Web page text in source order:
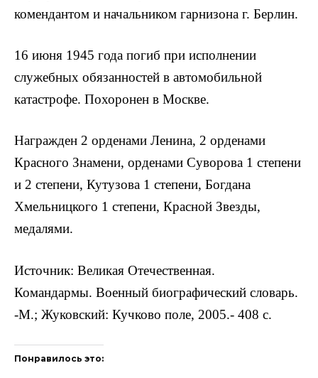
комендантом и начальником гарнизона г. Берлин.
16 июня 1945 года погиб при исполнении
служебных обязанностей в автомобильной
катастрофе. Похоронен в Москве.
Награжден 2 орденами Ленина, 2 орденами
Красного Знамени, орденами Суворова 1 степени
и 2 степени, Кутузова 1 степени, Богдана
Хмельницкого 1 степени, Красной Звезды,
медалями.
Источник: Великая Отечественная.
Командармы. Военный биографический словарь.
-М.; Жуковский: Кучково поле, 2005.- 408 с.
Понравилось это: